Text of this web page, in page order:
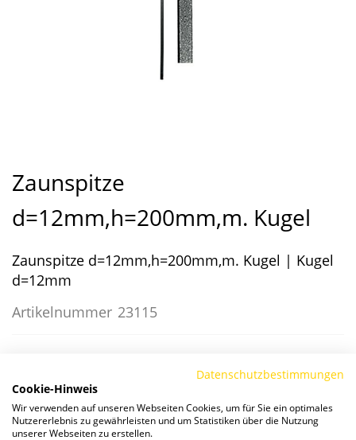
der
Bildergalerie
springen
Zaunspitze
d=12mm,h=200mm,m. Kugel
Zaunspitze d=12mm,h=200mm,m. Kugel | Kugel
d=12mm
Artikelnummer 23115
Verfügbarkeit:
Datenschutzbestimmungen
Cookie-Hinweis
Wir verwenden auf unseren Webseiten Cookies, um für Sie ein optimales
Nutzererlebnis zu gewährleisten und um Statistiken über die Nutzung
unserer Webseiten zu erstellen.